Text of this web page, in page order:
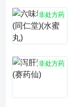
非处方药
非处方药